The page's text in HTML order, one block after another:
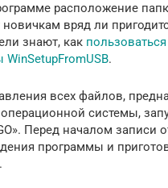
расположение
новичкам вряд ли
знают, как
.
всех файлов,
системы,
Перед началом записи
программы и